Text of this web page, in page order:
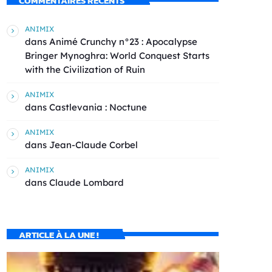
ANIMIX
dans Animé Crunchy n°23 : Apocalypse
Bringer Mynoghra: World Conquest Starts
with the Civilization of Ruin
ANIMIX
dans Castlevania : Noctune
ANIMIX
dans Jean-Claude Corbel
ANIMIX
dans Claude Lombard
ARTICLE À LA UNE !